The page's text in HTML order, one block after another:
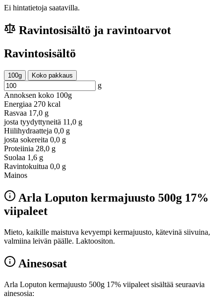
Ei hintatietoja saatavilla.
Ravintosisältö ja ravintoarvot
Ravintosisältö
100g Koko pakkaus
g
Annoksen koko 100g
Energiaa 270 kcal
Rasvaa 17,0 g
josta tyydyttyneitä 11,0 g
Hiilihydraatteja 0,0 g
josta sokereita 0,0 g
Proteiinia 28,0 g
Suolaa 1,6 g
Ravintokuitua 0,0 g
Mainos
Arla Loputon kermajuusto 500g 17%
viipaleet
Mieto, kaikille maistuva kevyempi kermajuusto, kätevinä siivuina,
valmiina leivän päälle. Laktoositon.
Ainesosat
Arla Loputon kermajuusto 500g 17% viipaleet sisältää seuraavia
ainesosia: